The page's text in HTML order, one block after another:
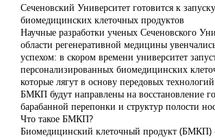
Сеченовский Университет готовится к
биомедицинских клеточных продуктов
Научные разработки ученых Сеченовского
области регенеративной медицины
успехом: в скором времени университет
персонализированных биомедицинских
которые лягут в основу передовых
БМКП будут направлены на восстановление
барабанной перепонки и структур полости
Что такое БМКП?
Биомедицинский клеточный продукт